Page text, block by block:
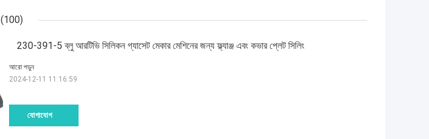
(100)
230-391-5 ব্লু আরটিভি সিলিকন গ্যাসেট মেকার মেশিনের জন্য ফ্ল্যাঞ্জ এবং কভার প্লেট সিলিং
যোগাযোগ
আরো পড়ুন
2024-12-11 11:16:59